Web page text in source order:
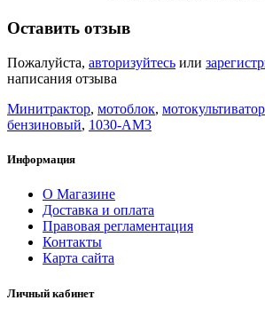
Оставить отзыв
Пожалуйста, авторизуйтесь или
написания отзыва
Минитрактор, мотоблок, мотокультиватор
бензиновый, 1030-AM3
Информация
О Магазине
Доставка и оплата
Правовая регламентация
Контакты
Карта сайта
Личный кабинет